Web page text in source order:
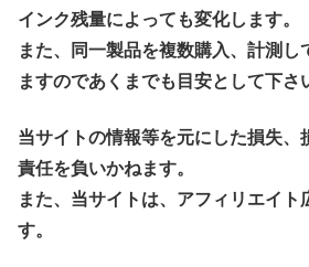
インク残量によっても変化します。
また、同一製品を複数購入、計測し
ますのであくまでも目安として下さ
当サイトの情報等を元にした損失、
責任を負いかねます。
また、当サイトは、アフィリエイト
す。